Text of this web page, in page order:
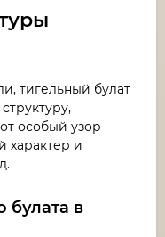
тигельный булат
особый узор
характер и
булата в